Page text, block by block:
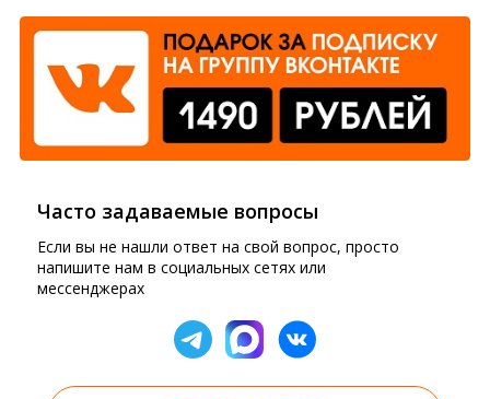
Часто задаваемые вопросы
Если вы не нашли ответ на свой вопрос, просто
напишите нам в социальных сетях или
мессенджерах